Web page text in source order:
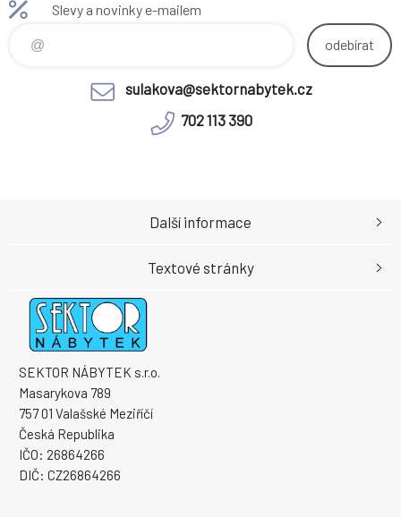
Slevy a novinky e-mailem
odebírat
sulakova@sektornabytek.cz
702 113 390
SEKTOR NÁBYTEK s.r.o.
Masarykova 789
757 01 Valašské Meziříčí
Česká Republika
IČO: 26864266
DIČ: CZ26864266
Další informace
Textové stránky